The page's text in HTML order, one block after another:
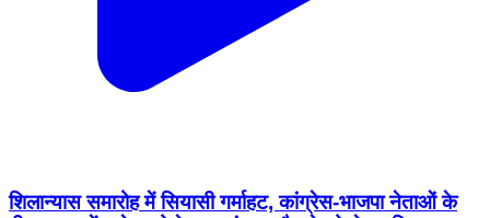
शिलान्यास समारोह में सियासी गर्माहट, कांग्रेस-भाजपा नेताओं के